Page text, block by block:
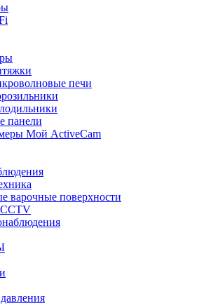
печи
панели
Мой ActiveCam
варочные поверхности